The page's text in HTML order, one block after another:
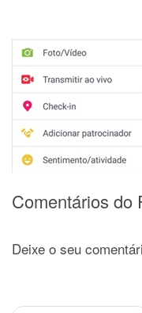
Comentários do
Deixe o seu